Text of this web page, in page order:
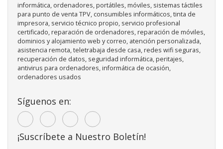
informática, ordenadores, portátiles, móviles, sistemas táctiles
para punto de venta TPV, consumibles informáticos, tinta de
impresora, servicio técnico propio, servicio profesional
certificado, reparación de ordenadores, reparación de móviles,
dominios y alojamiento web y correo, atención personalizada,
asistencia remota, teletrabaja desde casa, redes wifi seguras,
recuperación de datos, seguridad informática, peritajes,
antivirus para ordenadores, informática de ocasión,
ordenadores usados
Síguenos en:
¡Suscríbete a Nuestro Boletín!